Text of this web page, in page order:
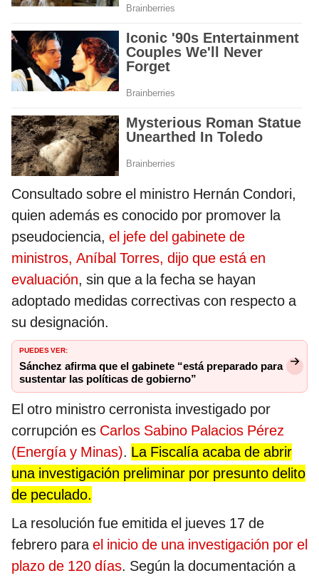
Consultado sobre el ministro Hernán Condori,
quien además es conocido por promover la
pseudociencia, el jefe del gabinete de
ministros, Aníbal Torres, dijo que está en
evaluación, sin que a la fecha se hayan
adoptado medidas correctivas con respecto a
su designación.
PUEDES VER:
Sánchez afirma que el gabinete “está preparado para
sustentar las políticas de gobierno”
El otro ministro cerronista investigado por
corrupción es Carlos Sabino Palacios Pérez
(Energía y Minas). La Fiscalía acaba de abrir
una investigación preliminar por presunto delito
de peculado.
La resolución fue emitida el jueves 17 de
febrero parael inicio de una investigación por el
plazo de 120 días. Según la documentación a